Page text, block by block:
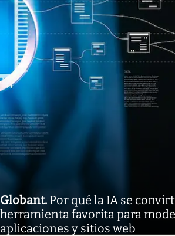
Globant. Por qué la IA se
herramienta favorita para
aplicaciones y sitios web